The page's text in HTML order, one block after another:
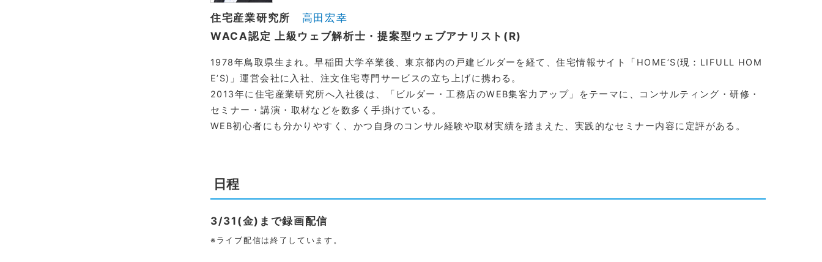
住宅産業研究所 高田宏幸
WACA認定 上級ウェブ解析士・提案型ウェブアナリスト(R)
1978年鳥取県生まれ。早稲田大学卒業後、東京都内の戸建ビルダーを経て、住宅情報サイト「HOME’S(現：LIFULL HOM
E’S)」運営会社に入社、注文住宅専門サービスの立ち上げに携わる。
2013年に住宅産業研究所へ入社後は、「ビルダー・工務店のWEB集客力アップ」をテーマに、コンサルティング・研修・
セミナー・講演・取材などを数多く手掛けている。
WEB初心者にも分かりやすく、かつ自身のコンサル経験や取材実績を踏まえた、実践的なセミナー内容に定評がある。
日程
3/31(金)まで録画配信
※ライブ配信は終了しています。